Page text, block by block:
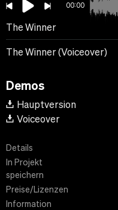
00:00
The Winner
The Winner (Voiceover)
Demos
Hauptversion
Voiceover
Details
In Projekt
speichern
Preise/Lizenzen
Information